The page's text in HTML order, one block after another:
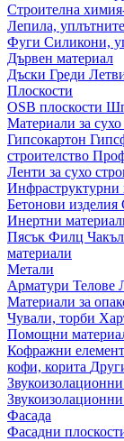
Строителна
Лепила,
Фуги Силикони,
Дървен материал
Дъски Греди
Плоскости
OSB плоскости
Материали за сухо
Гипсокартон
строителство
Ленти за сухо
Инфраструктурни
Бетонови изделия
Инертни
Пясък Филц Чакъл
материали
Метали
Арматури Телове
Материали за
Чували, торби
Помощни
Кофражни
кофи, корита
Фасада
Фасадни